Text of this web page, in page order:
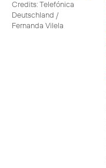
Credits: Telefónica
Deutschland /
Fernanda Vilela